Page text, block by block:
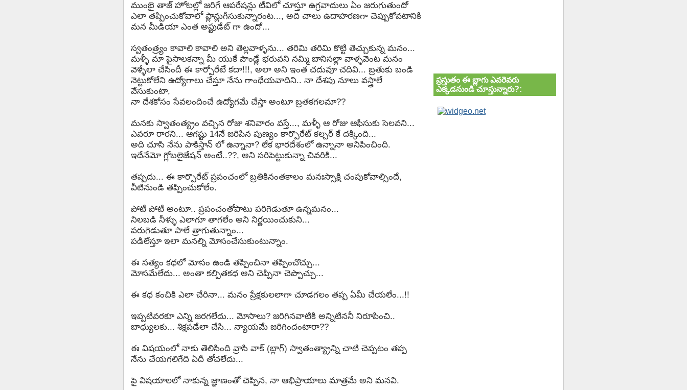
ముంబై తాజ్ హోటల్లో జరిగే ఆపరేషన్లు టీవిలో చూస్తూ ఉగ్రవాదులు ఏం జరుగుతుందో
ఎలా తప్పించుకోవాలో ప్లాన్లుగీసుకున్నారంట..., అది చాలు ఉదాహరణగా చెప్పుకోవటానికి
మన మీడియా ఎంత అప్టుడేట్ గా ఉందో...
స్వతంత్ర్యం కావాలి కావాలి అని తెల్లవాళ్ళను... తరిమి తరిమి కొట్టి తెచ్చుకున్న మనం...
మళ్ళీ మా పైసాలకన్నా మీ యుకే పౌండ్లే భరువని నమ్మి బానిసల్లా వాళ్ళవెంట మనం
వెళ్ళేలా చేసిందీ ఈ కార్పోరేటే కదా!!!, అలా అని ఇంత చదువూ చదివి... బ్రతుకు బండి
నెట్టుకోలేని ఉద్యోగాలు చేస్తూ నేను గాంధేయవాదిని.. నా దేశపు నూలు వస్త్రాలే
వేసుకుంటా,
నా దేశకోసం సేవలందించే ఉద్యోగమే చేస్తా అంటూ బ్రతకగలమా??
మనకు స్వాతంత్య్రం వచ్చిన రోజు శనివారం వస్తే..., మళ్ళీ ఆ రోజు ఆఫీసుకు సెలవని...
ఎవరూ రారని... ఆగష్టు 14నే జరిపిన పుణ్యం కార్పొరేట్ కల్చర్ కే దక్కింది...
అది చూసి నేను పాకిస్తాన్ లో ఉన్నానా? లేక భారదేశంలో ఉన్నానా అనిపించింది.
ఇదేనేమో గ్లోబలైజేషన్ అంటే..??, అని సరిపెట్టుకున్నా చివరికి...
తప్పదు... ఈ కార్పొరేట్ ప్రపంచంలో బ్రతికినంతకాలం మనఃస్సాక్షి చంపుకోవాల్సిందే,
వీటినుండి తప్పించుకోలేం.
పోటీ పోటీ అంటూ.. ప్రపంచంతోపాటు పరిగెడుతూ ఉన్నమనం...
నిలబడి నీళ్ళు ఎలాగూ తాగలేం అని నిర్ణయించుకుని...
పరుగెడుతూ పాలే త్రాగుతున్నాం...
పడిలేస్తూ ఇలా మనల్ని మోసంచేసుకుంటున్నాం.
ఈ సత్యం కధలో మోసం ఉండి తప్పించినా తప్పించొచ్చు...
మోసమేలేదు... అంతా కల్పితకధ అని చెప్పినా చెప్పొచ్చు...
ఈ కధ కంచికి ఎలా చేరినా... మనం ప్రేక్షకులలాగా చూడగలం తప్ప ఏమీ చేయలేం...!!
ఇప్పటివరకూ ఎన్ని జరగలేదు... మోసాలు? జరిగినవాటికి అన్నిటిననీ నిరూపించి..
బాధ్యులకు... శిక్షపడేలా చేసి... న్యాయమే జరిగిందంటారా??
ఈ విషయంలో నాకు తెలిసింది వ్రాసి వాక్ (బ్లాగ్) స్వాతంత్య్రాన్ని చాటి చెప్పటం తప్ప
నేను చేయగలిగేది ఏదీ తోచలేదు...
పై విషయాలలో నాకున్న జ్ఞాణంతో చెప్పిన, నా ఆభిప్రాయాలు మాత్రమే అని మనవి.
ప్రస్తుతం ఈ బ్లాగు ఎవరెవరు
ఎక్కడనుండి చూస్తున్నారు?: